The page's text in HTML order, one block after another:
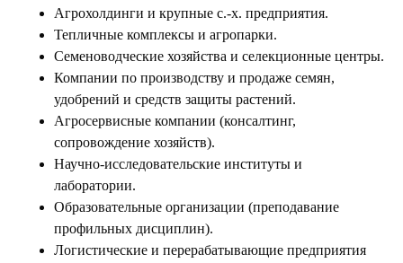
Агрохолдинги и крупные с.-х. предприятия.
Тепличные комплексы и агропарки.
Семеноводческие хозяйства и селекционные центры.
Компании по производству и продаже семян,
удобрений и средств защиты растений.
Агросервисные компании (консалтинг,
сопровождение хозяйств).
Научно-исследовательские институты и
лаборатории.
Образовательные организации (преподавание
профильных дисциплин).
Логистические и перерабатывающие предприятия